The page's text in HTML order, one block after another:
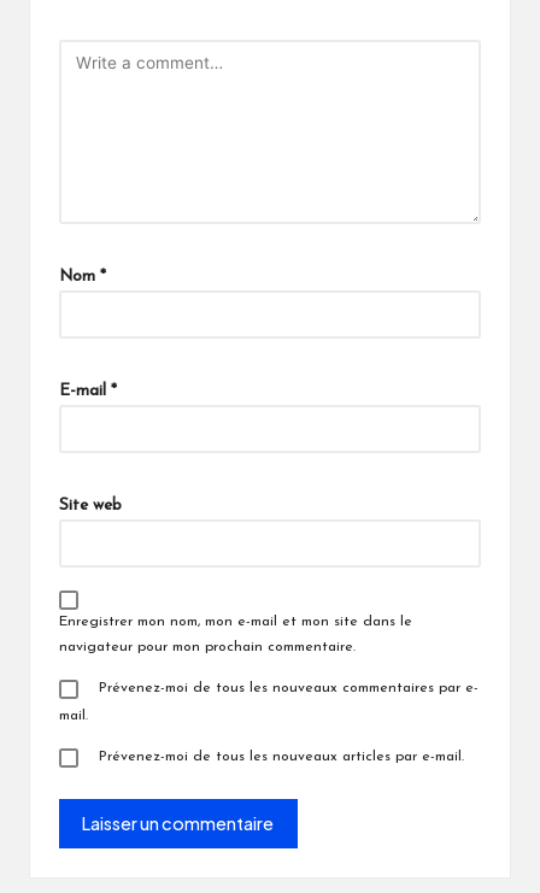
Nom *
E-mail *
Site web
Enregistrer mon nom, mon e-mail et mon site dans le
navigateur pour mon prochain commentaire.
Prévenez-moi de tous les nouveaux commentaires par e-
mail.
Prévenez-moi de tous les nouveaux articles par e-mail.